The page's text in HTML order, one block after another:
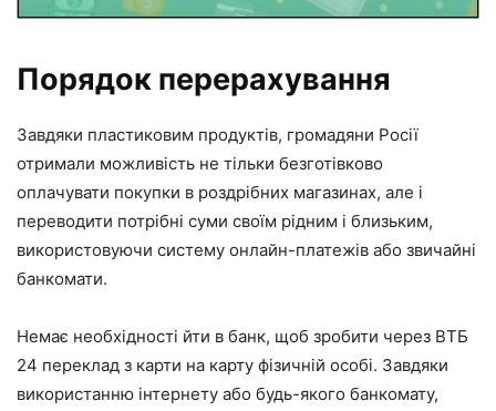
Порядок перерахування
Завдяки пластиковим продуктів, громадяни Росії
отримали можливість не тільки безготівково
оплачувати покупки в роздрібних магазинах, але і
переводити потрібні суми своїм рідним і близьким,
використовуючи систему онлайн-платежів або звичайні
банкомати.
Немає необхідності йти в банк, щоб зробити через ВТБ
24 переклад з карти на карту фізичній особі. Завдяки
використанню інтернету або будь-якого банкомату,